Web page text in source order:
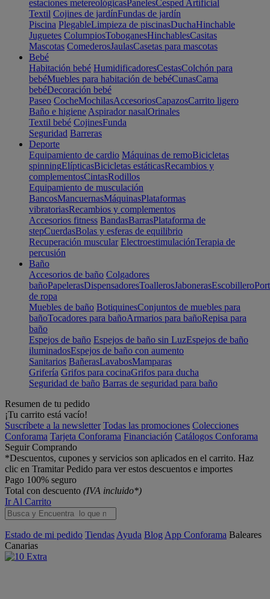
estaciones metereológicasPanelesCesped Artificial
Textil Cojines de jardínFundas de jardín
Piscina PlegableLimpieza de piscinasDuchaHinchable
Juguetes ColumpiosToboganesHinchablesCasitas
Mascotas ComederosJaulasCasetas para mascotas
Bebé
Habitación bebé HumidificadoresCestasColchón para
bebéMuebles para habitación de bebéCunasCama
bebéDecoración bebé
Paseo CocheMochilasAccesoriosCapazosCarrito ligero
Baño e higiene Aspirador nasalOrinales
Textil bebé CojinesFunda
Seguridad Barreras
Deporte
Equipamiento de cardio Máquinas de remoBicicletas
spinningElípticasBicicletas estáticasRecambios y
complementosCintasRodillos
Equipamiento de musculación
BancosMancuernasMáquinasPlataformas
vibratoriasRecambios y complementos
Accesorios fitness BandasBarrasPlataforma de
stepCuerdasBolas y esferas de equilibrio
Recuperación muscular ElectroestimulaciónTerapia de
percusión
Baño
Accesorios de baño Colgadores
bañoPapelerasDispensadoresToallerosJabonerasEscobillero
de ropa
Muebles de baño BotiquinesConjuntos de muebles para
bañoTocadores para bañoArmarios para bañoRepisa para
baño
Espejos de baño Espejos de baño sin LuzEspejos de baño
iluminadosEspejos de baño con aumento
Sanitarios BañerasLavabosMamparas
Grifería Grifos para cocinaGrifos para ducha
Seguridad de baño Barras de seguridad para baño
Resumen de tu pedido
¡Tu carrito está vacío!
Suscríbete a la newsletter Todas las promociones Colecciones
Conforama Tarjeta Conforama Financiación Catálogos Conforama
Seguir Comprando
*Descuentos, cupones y servicios son aplicados en el carrito. Haz
clic en Tramitar Pedido para ver estos descuentos e importes
Pago 100% seguro
Total con descuento (IVA incluido*)
Ir Al Carrito
Estado de mi pedido Tiendas Ayuda Blog App Conforama Baleares
Canarias